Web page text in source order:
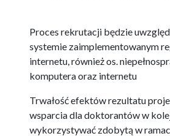
Proces rekrutacji będzie
systemie zaimplementowanym
internetu, również os.
komputera oraz internetu
Trwałość efektów rezultatu
wsparcia dla doktorantów w
wykorzystywać zdobytą w